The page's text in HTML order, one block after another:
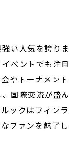
い人気を誇りま
ベントでも注目
やトーナメント
国際交流が盛ん
ックはフィンラ
ファンを魅了し